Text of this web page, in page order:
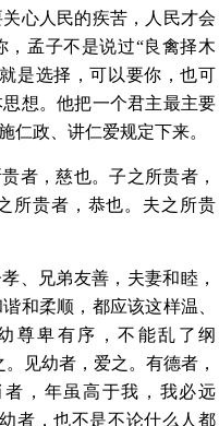
心人民的疾苦，人民才会
孟子不是说过“良禽择木
是选择，可以要你，也可
想。他把一个君主最主要
政、讲仁爱规定下来。
者，慈也。子之所贵者，
所贵者，恭也。夫之所贵
、兄弟友善，夫妻和睦，
和柔顺，都应该这样温、
尊卑有序，不能乱了纲
见幼者，爱之。有德者，
，年虽高于我，我必远
者，也不是不论什么人都